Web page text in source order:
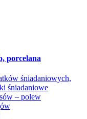
porcelana
śniadaniowych,
śniadaniowe
– polew